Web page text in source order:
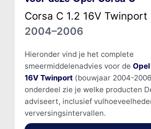
Corsa C 1.2 16V Twinport
2004–2006
Hieronder vind je het complete
smeermiddelenadvies voor de Opel
16V Twinport(bouwjaar 2004-
onderdeel zie je welke producten
adviseert, inclusief
verversingsintervallen.